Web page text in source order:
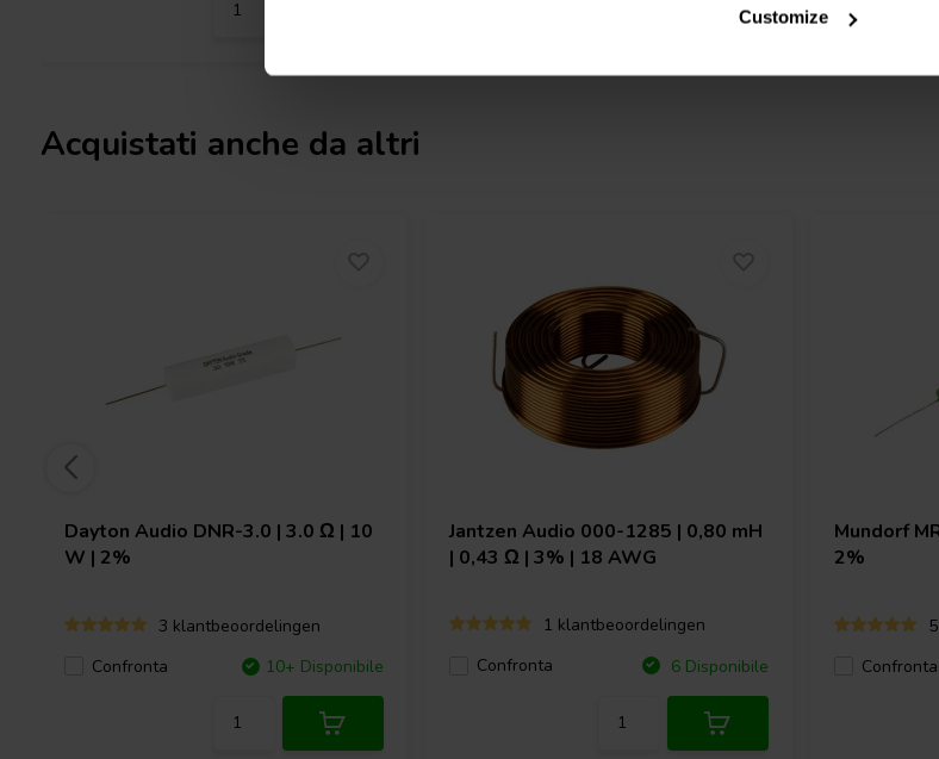
Customize
Acquistati anche da altri
Dayton Audio DNR-3.0 | 3.0 Ω | 10
W | 2%
3 klantbeoordelingen
Confronta
10+ Disponibile
Jantzen Audio 000-1285 | 0,80 mH
| 0,43 Ω | 3% | 18 AWG
1 klantbeoordelingen
Confronta
6 Disponibile
Mundorf
2%
Confronta